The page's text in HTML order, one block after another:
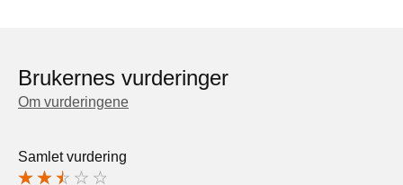
Brukernes vurderinger
Om vurderingene
Samlet vurdering